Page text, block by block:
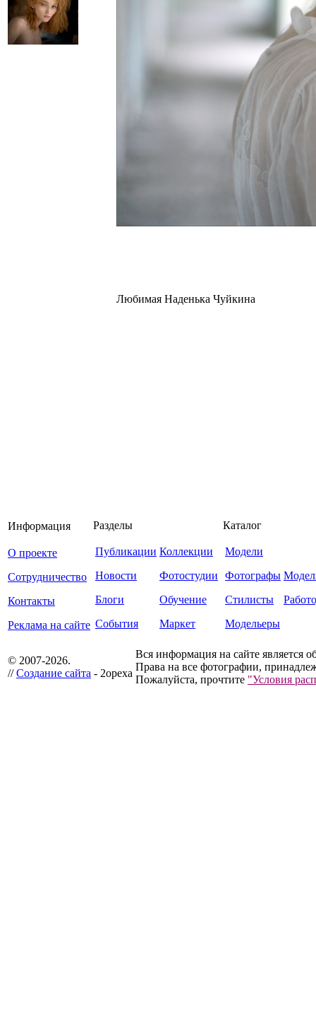
Любимая Наденька Чуйкина
Информация
О проекте
Сотрудничество
Контакты
Реклама на сайте
Разделы
Публикации
Новости
Блоги
События
Коллекции
Фотостудии
Обучение
Маркет
Каталог
Модели
Фотографы
Стилисты
Модельеры
© 2007-2026.
//Создание сайта - 2opexa
Вся информация на сайте является
Права на все фотографии,
Пожалуйста, прочтите "Условия